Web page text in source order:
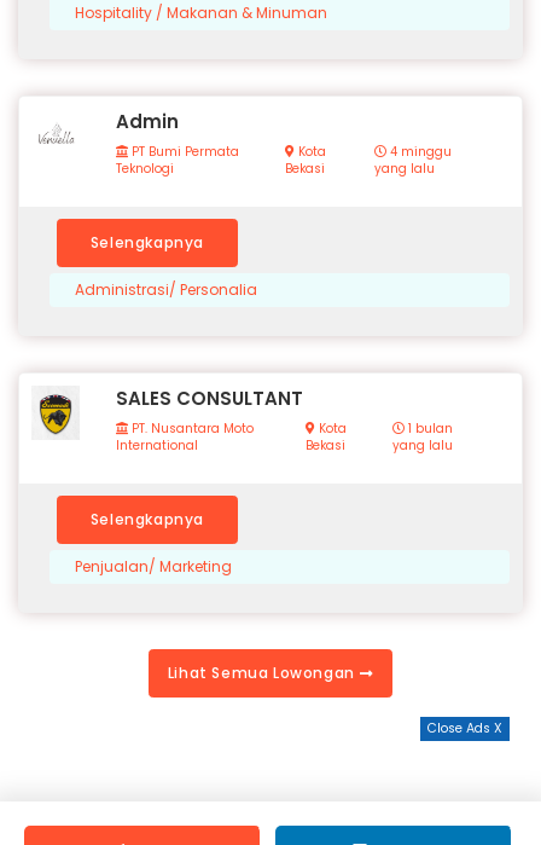
Hospitality / Makanan & Minuman
Admin
PT Bumi Permata
Teknologi
Kota
Bekasi
4 minggu
yang lalu
Selengkapnya
Administrasi/ Personalia
SALES CONSULTANT
PT. Nusantara Moto
International
Kota
Bekasi
1 bulan
yang lalu
Selengkapnya
Penjualan/ Marketing
Lihat Semua Lowongan
Close Ads X